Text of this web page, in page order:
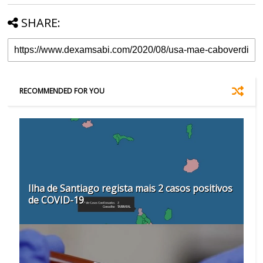
SHARE:
RECOMMENDED FOR YOU
Ilha de Santiago regista mais 2 casos positivos
de COVID-19